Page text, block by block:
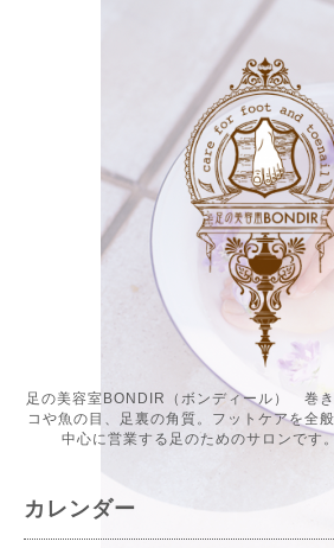
足の美容室BONDIR（ボンディール） 巻
コや魚の目、足裏の角質。フットケアを全
中心に営業する足のためのサロンです
カレンダー